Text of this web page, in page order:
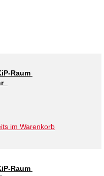
Raum
im Warenkorb
Raum